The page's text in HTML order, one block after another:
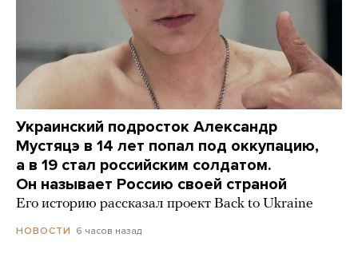
Украинский подросток Александр
Мустяцэ в 14 лет попал под оккупацию,
а в 19 стал российским солдатом.
Он называет Россию своей страной
Его историю рассказал проект Back to Ukraine
НОВОСТИ 6 часов назад